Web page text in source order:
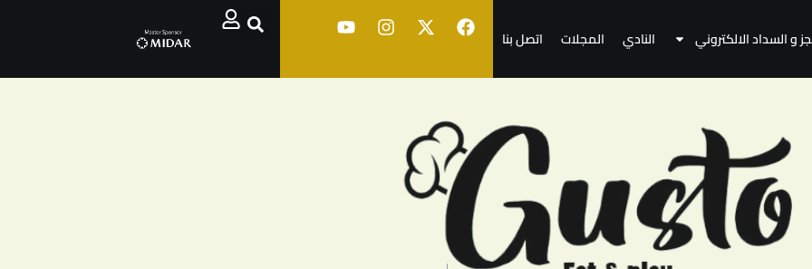
و السداد الالكتروني النادي المجلات اتصل بنا